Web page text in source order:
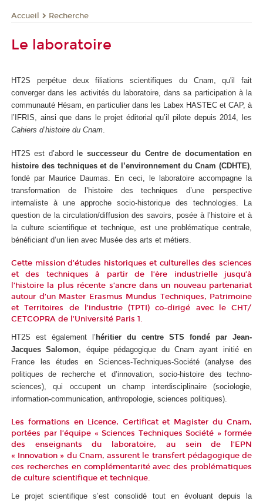
Accueil Recherche
Le laboratoire
HT2S perpétue deux filiations scientifiques du Cnam, qu'il fait
converger dans les activités du laboratoire, dans sa participation à la
communauté Hésam, en particulier dans les Labex HASTEC et CAP, à
l’IFRIS, ainsi que dans le projet éditorial qu’il pilote depuis 2014, les
Cahiers d’histoire du Cnam
HT2S est d’abord le successeur du Centre de documentation en
histoire des techniques et de l’environnement du Cnam (CDHTE),
fondé par Maurice Daumas. En ceci, le laboratoire accompagne la
transformation de l’histoire des techniques d’une perspective
internaliste à une approche socio-historique des technologies. La
question de la circulation/diffusion des savoirs, posée à l’histoire et à
la culture scientifique et technique, est une problématique centrale,
bénéficiant d’un lien avec Musée des arts et métiers.
Cette mission d’études historiques et culturelles des sciences
et des techniques à partir de l’ère industrielle jusqu’à
l’histoire la plus récente s’ancre dans un nouveau partenariat
autour d’un Master Erasmus Mundus Techniques, Patrimoine
et Territoires de l’industrie (TPTI) co-dirigé avec le CHT/
CETCOPRA de l’Université Paris 1.
HT2S est également l’ héritier du centre STS fondé par Jean-
Jacques Salomon, équipe pédagogique du Cnam ayant initié en
France les études en Sciences-Techniques-Société (analyse des
politiques de recherche et d’innovation, socio-histoire des techno-
sciences), qui occupent un champ interdisciplinaire (sociologie,
information-communication, anthropologie, sciences politiques).
Les formations en Licence, Certificat et Magister du Cnam,
portées par l’équipe « Sciences Techniques Société » formée
des enseignants du laboratoire, au sein de l’EPN
« Innovation » du Cnam, assurent le transfert pédagogique de
ces recherches en complémentarité avec des problématiques
de culture scientifique et technique.
Le projet scientifique s’est consolidé tout en évoluant depuis la